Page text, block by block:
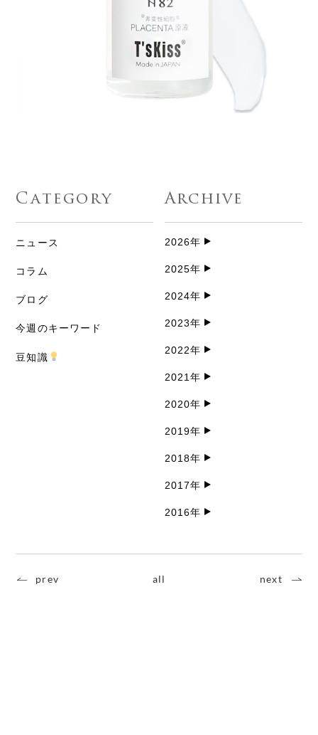
Category
ニュース
コラム
ブログ
今週のキーワード
豆知識
Archive
2026年
2025年
2024年
2023年
2022年
2021年
2020年
2019年
2018年
2017年
2016年
prev all next